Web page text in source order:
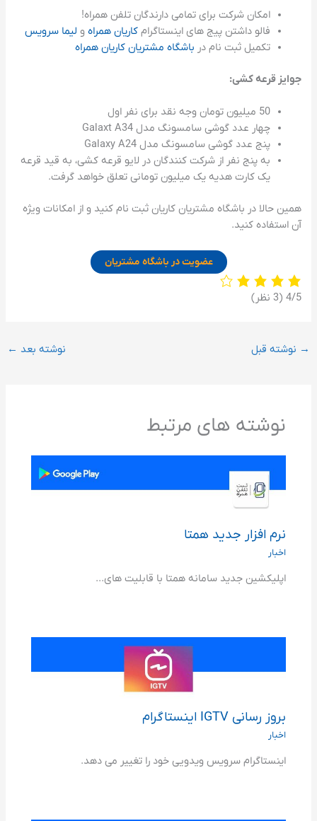
امکان شرکت برای تمامی دارندگان تلفن همراه!
فالو داشتن پیج های اینستاگرامکاریان همراه و لیما سرویس
تکمیل ثبت نام در باشگاه مشتریان کاریان همراه
جوایز قرعه کشی:
50 میلیون تومان وجه نقد برای نفر اول
چهار عدد گوشی سامسونگ مدل Galaxt A34
پنج عدد گوشی سامسونگ مدل Galaxy A24
به پنج نفر از شرکت کنندگان در لایو قرعه کشی، به قید قرعه
یک کارت هدیه یک میلیون تومانی تعلق خواهد گرفت.
همین حالا در باشگاه مشتریان کاریان ثبت نام کنید و از امکانات ویژه
آن استفاده کنید.
عضویت در باشگاه مشتریان
‫4/5
→ نوشته قبل نوشته بعد ←
نوشته های مرتبط
نرم افزار جدید همتا
اخبار
اپلیکشین جدید سامانه همتا با قابلیت های...
بروز رسانی IGTV اینستاگرام
اخبار
اینستاگرام سرویس ویدویی خود را تغییر می دهد.